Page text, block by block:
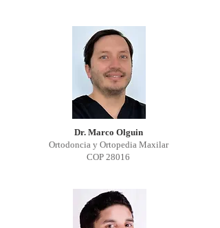
Dr. Marco Olguin
Ortodoncia y Ortopedia Maxilar
COP 28016